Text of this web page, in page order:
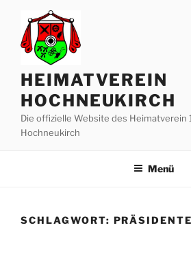
springen
HEIMATVEREIN
HOCHNEUKIRCH
Die offizielle Website des Heimatverein
Hochneukirch
Menü
SCHLAGWORT: